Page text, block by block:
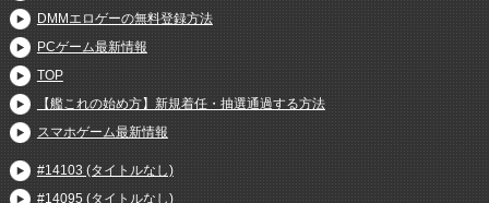
DMMエロゲーの無料登録方法
PCゲーム最新情報
TOP
【艦これの始め方】新規着任・抽選通過する方法
スマホゲーム最新情報
#14103 (タイトルなし)
#14095 (タイトルなし)